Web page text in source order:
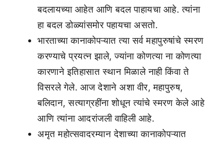
बदलायच्या आहेत आणि बदल पाहायचा आहे. त्यांना
हा बदल डोळ्यांसमोर पहायचा असतो.
भारताच्या कानाकोपऱ्यात त्या सर्व महापुरुषांचे स्मरण
करण्याचे प्रयत्न झाले, ज्यांना कोणत्या ना कोणत्या
कारणाने इतिहासात स्थान मिळाले नाही किंवा ते
विसरले गेले. आज देशाने अशा वीर, महापुरुष,
बलिदान, सत्याग्रहींना शोधून त्यांचे स्मरण केले आहे
आणि त्यांना आदरांजली वाहिली आहे.
अमृत ​​महोत्सवादरम्यान देशाच्या कानाकोपऱ्यात